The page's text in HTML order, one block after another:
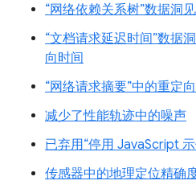
“网络依赖关系树”数据洞
“文档请求延迟时间”数据
向时间
“网络请求摘要”中的重定向
减少了性能轨迹中的噪声
已弃用“停用 JavaScript
传感器中的地理定位精确